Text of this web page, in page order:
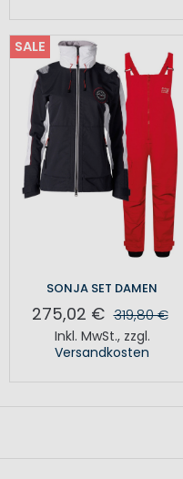
SALE
SONJA SET DAMEN
275,02 € 319,80 €
Inkl. MwSt., zzgl.
Versandkosten